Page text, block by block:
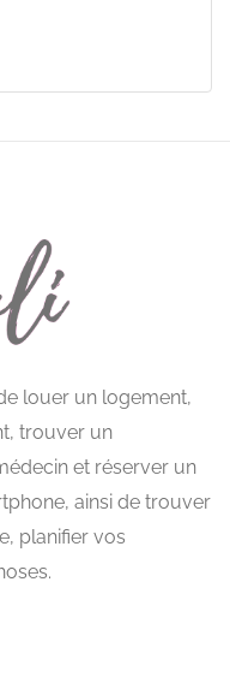
louer un logement,
trouver un
et réserver un
ainsi de trouver
planifier vos